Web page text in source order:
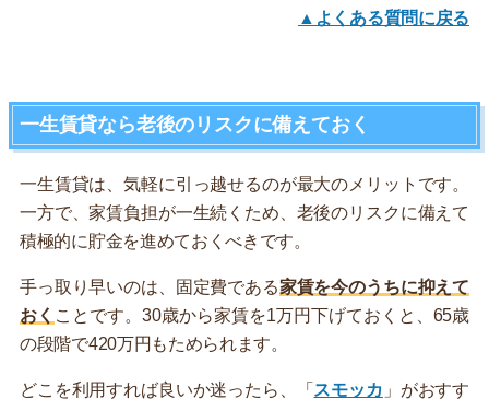
▲よくある質問に戻る
一生賃貸なら老後のリスクに備えておく
一生賃貸は、気軽に引っ越せるのが最大のメリットです。
一方で、家賃負担が一生続くため、老後のリスクに備えて
積極的に貯金を進めておくべきです。
手っ取り早いのは、固定費である家賃を今のうちに抑えて
おく ことです。30歳から家賃を1万円下げておくと、65歳
の段階で420万円もためられます。
どこを利用すれば良いか迷ったら、「 スモッカ 」がおすす